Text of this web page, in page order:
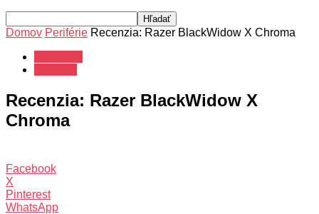
Domov Periférie Recenzia: Razer BlackWidow X Chroma
Recenzia: Razer BlackWidow X
Chroma
Facebook
X
Pinterest
WhatsApp